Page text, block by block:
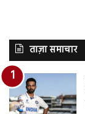
ताज़ा समाचार